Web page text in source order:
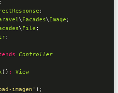
\Facades\Image
\File
;
Controller
() : View
imagen' );